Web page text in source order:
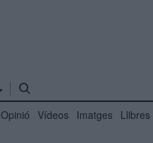
Opinió Vídeos Imatges Llibres